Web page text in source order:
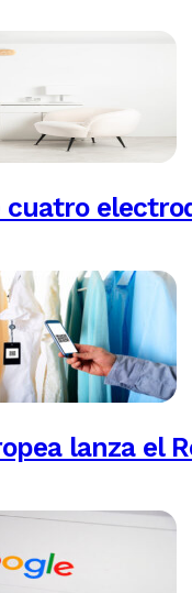
cuatro
lanza el